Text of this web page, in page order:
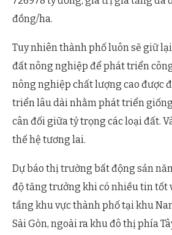
đồng/ha.
Tuy nhiên thành phố luôn sẽ giữ
đất nông nghiệp để phát triển
nông nghiệp chất lượng cao được
triển lâu dài nhằm phát triển
cân đối giữa tỷ trọng các loại đất.
thế hệ tương lai.
Dự báo thị trường bất động sản
độ tăng trưởng khi có nhiều tin tốt
tầng khu vực thành phố tại khu
Sài Gòn, ngoài ra khu đô thị phía